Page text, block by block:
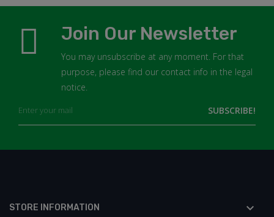
Join Our Newsletter
You may unsubscribe at any moment. For that
purpose, please find our contact info in the legal
notice.
STORE INFORMATION 